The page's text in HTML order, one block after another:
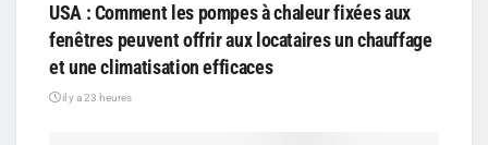
USA : Comment les pompes à chaleur fixées aux
fenêtres peuvent offrir aux locataires un chauffage
et une climatisation efficaces
il y a 23 heures